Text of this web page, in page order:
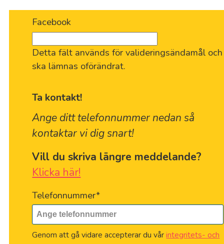
Facebook
Detta fält används för valideringsändamål och
ska lämnas oförändrat.
Ta kontakt!
Ange ditt telefonnummer nedan så
kontaktar vi dig snart!
Vill du skriva längre meddelande?
Klicka här!
Telefonnummer*
Genom att gå vidare accepterar du vårintegritets- och